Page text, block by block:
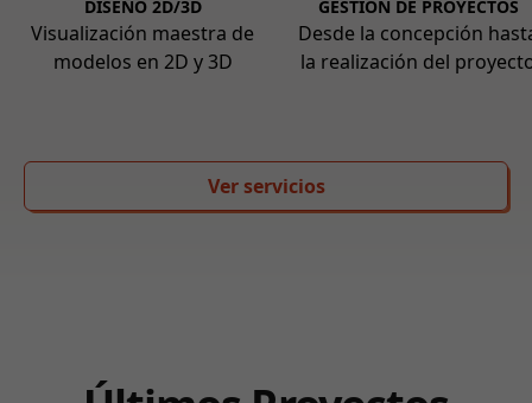
DISEÑO 2D/3D
Visualización maestra de
modelos en 2D y 3D
GESTIÓN DE PROYECTOS
Desde la concepción
la realización del
Ver servicios